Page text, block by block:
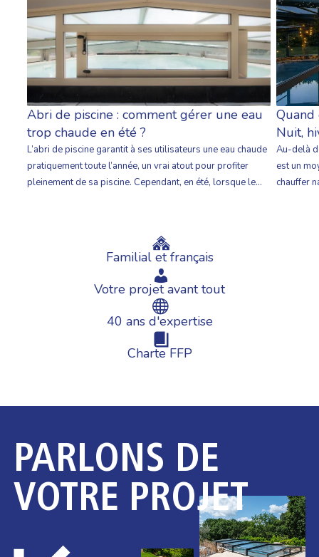
Abri de piscine : comment gérer une eau
trop chaude en été ?
L’abri de piscine garantit à ses utilisateurs une eau chaude
pratiquement toute l’année, un vrai atout pour profiter
pleinement de sa piscine. Cependant, en été, lorsque le
Quand
Nuit,
Au-delà
est un
chauffer
Familial et français
Votre projet avant tout
40 ans d'expertise
Charte FFP
PARLONS DE
VOTRE PROJET